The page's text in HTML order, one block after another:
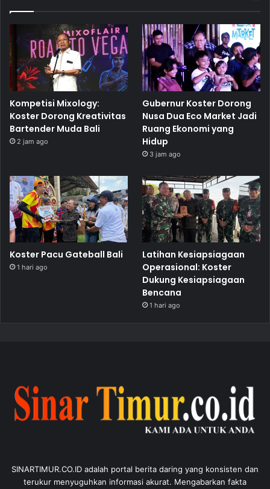
Kompetisi Mixology:
Koster Dorong Kreativitas
Bartender Muda Bali
2 jam ago
Gubernur Koster Dorong
Nusa Dua Eco Market Jadi
Ruang Ekonomi yang
Hidup
3 jam ago
Koster Pacu Gateball Bali
1 hari ago
Latihan Kesiapsiagaan
Operasional: Koster
Dukung Kesiapsiagaan
Bencana
1 hari ago
SINARTIMUR.CO.ID adalah portal berita daring yang konsisten dan
terukur menyuguhkan informasi akurat. Mengabarkan fakta